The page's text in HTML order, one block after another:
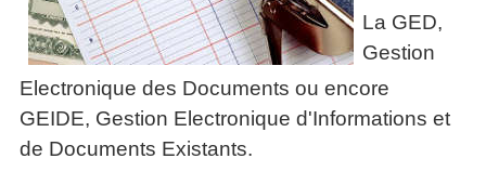
L'Innovation
Managériale
La
SOCRIDE
▶
Gérer
le
SI
La
Gouvernance
mieux
gérer
son
temps ?
Comment
un
données
Le
Data
Formation
BI
Tous
les
articles
»»»
Former
Seul
»»»
Formation
Gratuite
Management
La GED,
Gestion
Electronique des Documents ou encore
GEIDE, Gestion Electronique d'Informations et
de Documents Existants.